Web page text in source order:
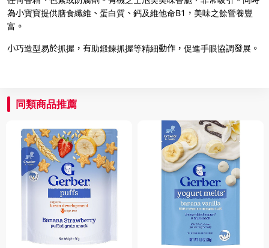
為小寶寶提供膳食纖維、蛋白質、鈣及維他命B1，美味之餘營養豐
富。
小巧造型易於抓握，有助鍛鍊抓握等精細動作，促進手眼協調發展。
同類商品推薦